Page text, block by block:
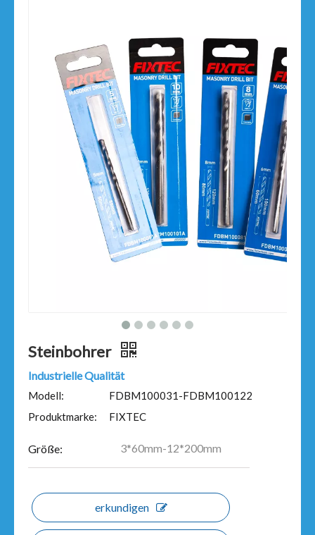
Steinbohrer
Industrielle Qualität
Modell:
FDBM100031-FDBM100122
Produktmarke:
FIXTEC
Größe: 3*60mm-12*200mm
erkundigen